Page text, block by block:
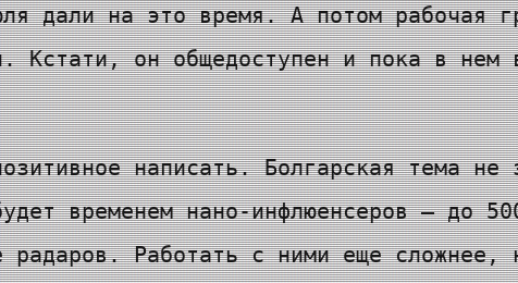
дали на это время. А потом рабочая
Кстати, он общедоступен и пока в нем
написать. Болгарская тема
временем нано-инфлюенсеров — до
радаров. Работать с ними еще сложнее,